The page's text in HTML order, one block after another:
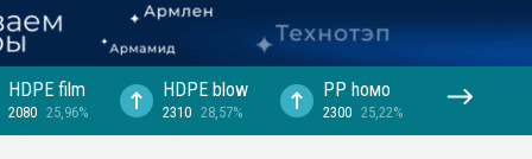
HDPE film
2080 25,96%
HDPE blow
2310 28,57%
PP hомо
2300 25,22%